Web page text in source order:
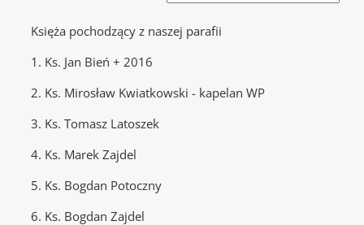
Księża pochodzący z naszej parafii
1. Ks. Jan Bień + 2016
2. Ks. Mirosław Kwiatkowski - kapelan WP
3. Ks. Tomasz Latoszek
4. Ks. Marek Zajdel
5. Ks. Bogdan Potoczny
6. Ks. Bogdan Zajdel